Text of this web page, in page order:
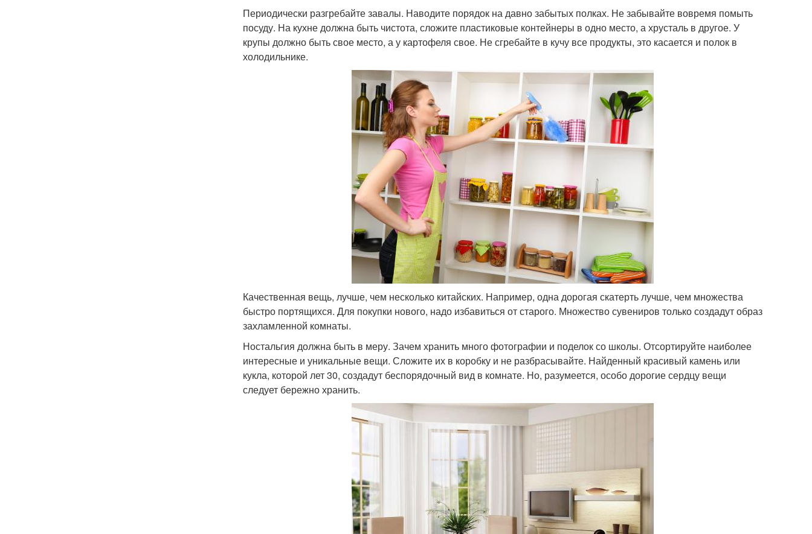
Периодически разгребайте завалы. Наводите порядок на давно забытых полках. Не забывайте вовремя помыть
посуду. На кухне должна быть чистота, сложите пластиковые контейнеры в одно место, а хрусталь в другое. У
крупы должно быть свое место, а у картофеля свое. Не сгребайте в кучу все продукты, это касается и полок в
холодильнике.
Качественная вещь, лучше, чем несколько китайских. Например, одна дорогая скатерть лучше, чем множества
быстро портящихся. Для покупки нового, надо избавиться от старого. Множество сувениров только создадут образ
захламленной комнаты.
Ностальгия должна быть в меру. Зачем хранить много фотографии и поделок со школы. Отсортируйте наиболее
интересные и уникальные вещи. Сложите их в коробку и не разбрасывайте. Найденный красивый камень или
кукла, которой лет 30, создадут беспорядочный вид в комнате. Но, разумеется, особо дорогие сердцу вещи
следует бережно хранить.